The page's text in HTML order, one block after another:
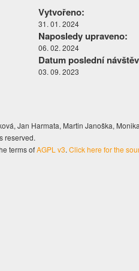
Vytvořeno:
31. 01. 2024
Naposledy upraveno:
06. 02. 2024
Datum poslední
03. 09. 2023
Jan Harmata, Martin Janoška,
reserved.
terms ofAGPL v3. Click here for the